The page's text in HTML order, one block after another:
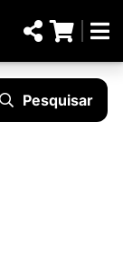
Pesquisar